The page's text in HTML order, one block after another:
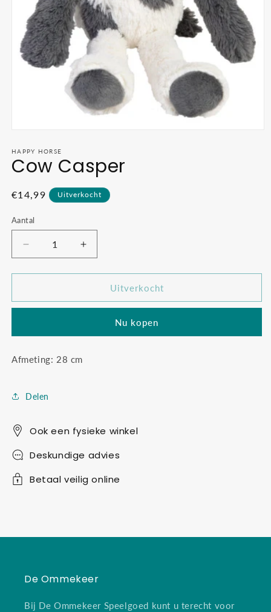
openen
in
modaal
HAPPY HORSE
Cow Casper
Normale
€14,99 Uitverkocht
Aantal
Aantal
verlagen
voor
Casper
Aantal
verhogen
voor
Casper
Uitverkocht
Nu kopen
Afmeting: 28 cm
Delen
Ook een fysieke winkel
Deskundige advies
Betaal veilig online
De Ommekeer
Bij De Ommekeer Speelgoed kunt u terecht voor